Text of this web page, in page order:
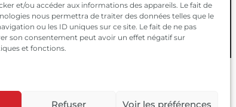
et/ou accéder aux informations des appareils. Le fait de
nous permettra de traiter des données telles que le
ou les ID uniques sur ce site. Le fait de ne pas
son consentement peut avoir un effet négatif sur
et fonctions.
Refuser Voir les préférences